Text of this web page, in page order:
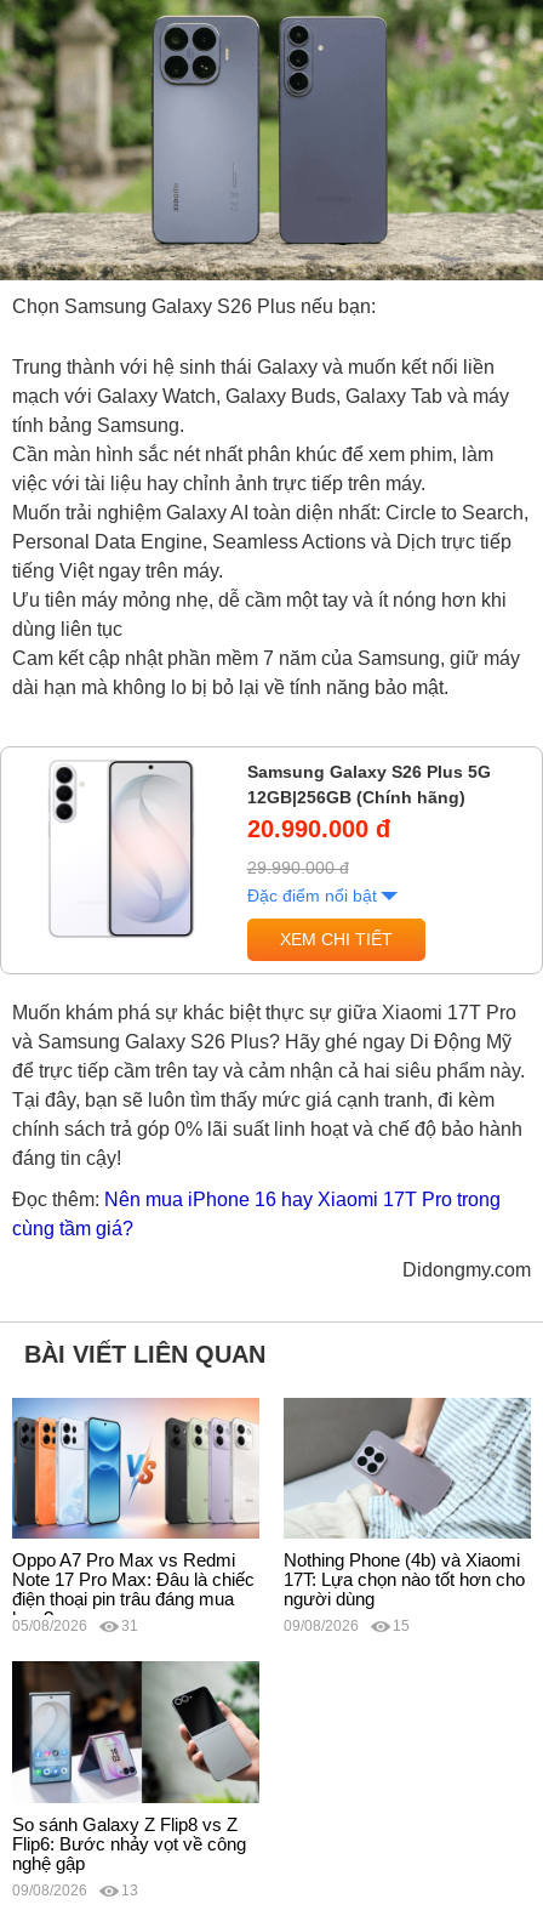
Chọn Samsung Galaxy S26 Plus nếu bạn:
Trung thành với hệ sinh thái Galaxy và muốn kết nối liền
mạch với Galaxy Watch, Galaxy Buds, Galaxy Tab và máy
tính bảng Samsung.
Cần màn hình sắc nét nhất phân khúc để xem phim, làm
việc với tài liệu hay chỉnh ảnh trực tiếp trên máy.
Muốn trải nghiệm Galaxy AI toàn diện nhất: Circle to Search,
Personal Data Engine, Seamless Actions và Dịch trực tiếp
tiếng Việt ngay trên máy.
Ưu tiên máy mỏng nhẹ, dễ cầm một tay và ít nóng hơn khi
dùng liên tục
Cam kết cập nhật phần mềm 7 năm của Samsung, giữ máy
dài hạn mà không lo bị bỏ lại về tính năng bảo mật.
Samsung Galaxy S26 Plus 5G
12GB|256GB (Chính hãng)
20.990.000 đ
29.990.000 đ
Đặc điểm nổi bật
XEM CHI TIẾT
Muốn khám phá sự khác biệt thực sự giữa Xiaomi 17T Pro
và Samsung Galaxy S26 Plus? Hãy ghé ngay Di Động Mỹ
để trực tiếp cầm trên tay và cảm nhận cả hai siêu phẩm này.
Tại đây, bạn sẽ luôn tìm thấy mức giá cạnh tranh, đi kèm
chính sách trả góp 0% lãi suất linh hoạt và chế độ bảo hành
đáng tin cậy!
Đọc thêm: Nên mua iPhone 16 hay Xiaomi 17T Pro trong
cùng tầm giá?
Didongmy.com
BÀI VIẾT LIÊN QUAN
Oppo A7 Pro Max vs Redmi
Note 17 Pro Max: Đâu là chiếc
điện thoại pin trâu đáng mua
hơn?
05/08/2026 31
Nothing Phone (4b) và Xiaomi
17T: Lựa chọn nào tốt hơn cho
người dùng
09/08/2026 15
So sánh Galaxy Z Flip8 vs Z
Flip6: Bước nhảy vọt về công
nghệ gập
09/08/2026 13